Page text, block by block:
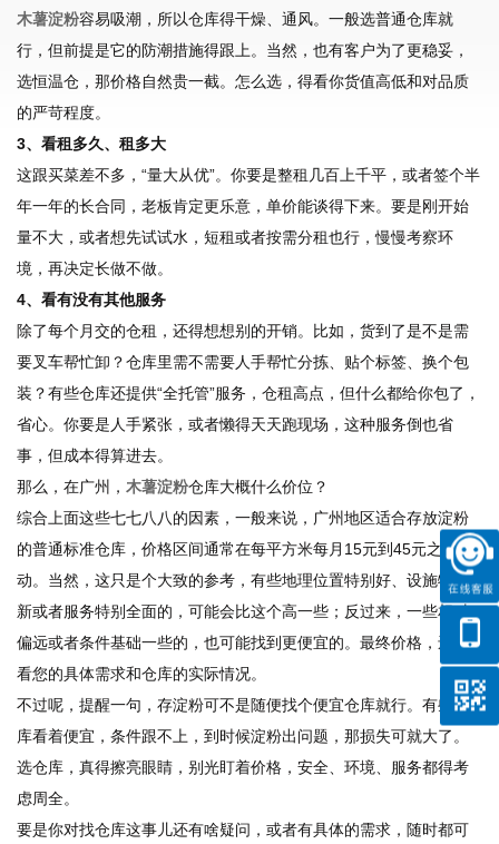
木薯淀粉容易吸潮，所以仓库得干燥、通风。一般选普通仓库就
行，但前提是它的防潮措施得跟上。当然，也有客户为了更稳妥，
选恒温仓，那价格自然贵一截。怎么选，得看你货值高低和对品质
的严苛程度。
3、看租多久、租多大
这跟买菜差不多，“量大从优”。你要是整租几百上千平，或者签个半
年一年的长合同，老板肯定更乐意，单价能谈得下来。要是刚开始
量不大，或者想先试试水，短租或者按需分租也行，慢慢考察环
境，再决定长做不做。
4、看有没有其他服务
除了每个月交的仓租，还得想想别的开销。比如，货到了是不是需
要叉车帮忙卸？仓库里需不需要人手帮忙分拣、贴个标签、换个包
装？有些仓库还提供“全托管”服务，仓租高点，但什么都给你包了，
省心。你要是人手紧张，或者懒得天天跑现场，这种服务倒也省
事，但成本得算进去。
那么，在广州， 木薯淀粉仓库大概什么价位？
综合上面这些七七八八的因素，一般来说，广州地区适合存放淀粉
的普通标准仓库，价格区间通常在每平方米每月15元到45元之间波
动。当然，这只是个大致的参考，有些地理位置特别好、设施特别
新或者服务特别全面的，可能会比这个高一些；反过来，一些相对
偏远或者条件基础一些的，也可能找到更便宜的。最终价格，还得
看您的具体需求和仓库的实际情况。
不过呢，提醒一句，存淀粉可不是随便找个便宜仓库就行。有些仓
库看着便宜，条件跟不上，到时候淀粉出问题，那损失可就大了。
选仓库，真得擦亮眼睛，别光盯着价格，安全、环境、服务都得考
虑周全。
要是你对找仓库这事儿还有啥疑问，或者有具体的需求，随时都可